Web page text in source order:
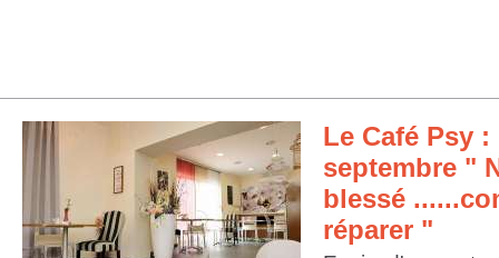
Le Café Psy :
septembre "
blessé
réparer "